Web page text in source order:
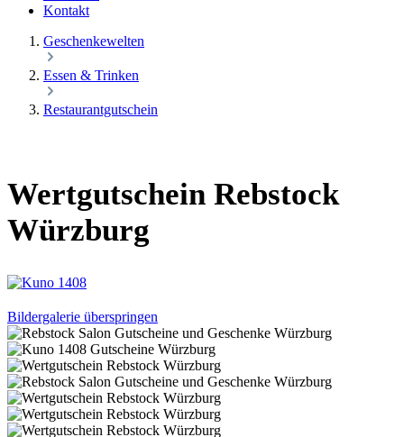
Kontakt
Geschenkewelten
Essen & Trinken
Restaurantgutschein
Wertgutschein Rebstock
Würzburg
Bildergalerie überspringen